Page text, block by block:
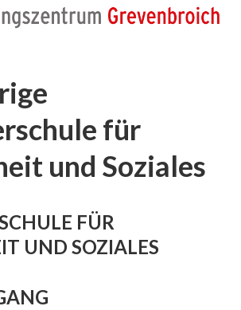
für
und Soziales
FÜR
UND SOZIALES